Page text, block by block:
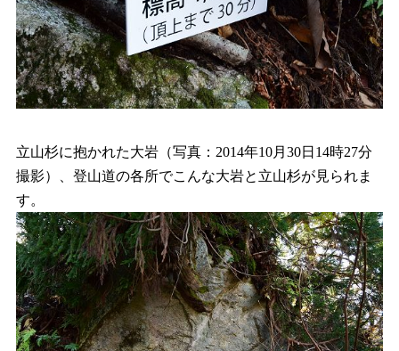
立山杉に抱かれた大岩（写真：2014年10月30日14時27分
撮影）、登山道の各所でこんな大岩と立山杉が見られま
す。